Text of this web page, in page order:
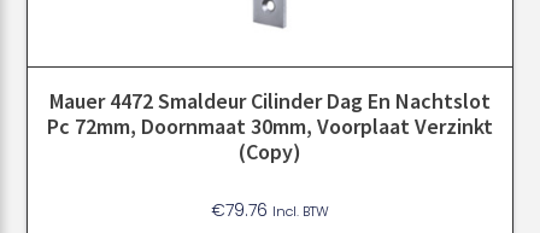
Mauer 4472 Smaldeur Cilinder Dag En Nachtslot
Pc 72mm, Doornmaat 30mm, Voorplaat Verzinkt
(Copy)
€79.76 Incl. BTW